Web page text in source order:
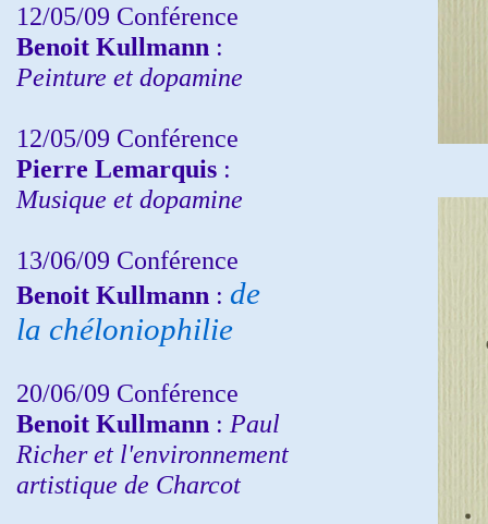
12/05/09 Conférence
Benoit Kullmann :
Peinture et dopamine
12/05/09 Conférence
Pierre Lemarquis :
Musique et dopamine
13/06/09 Conférence
Benoit Kullmann : de
la chéloniophilie
20/06/09 Conférence
Benoit Kullmann : Paul
Richer et l'environnement
artistique de Charcot